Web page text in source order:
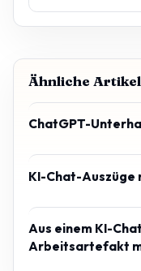
Ähnliche Artikel
ChatGPT-
KI-Chat-Auszüge
Aus einem KI-
Arbeitsartefakt